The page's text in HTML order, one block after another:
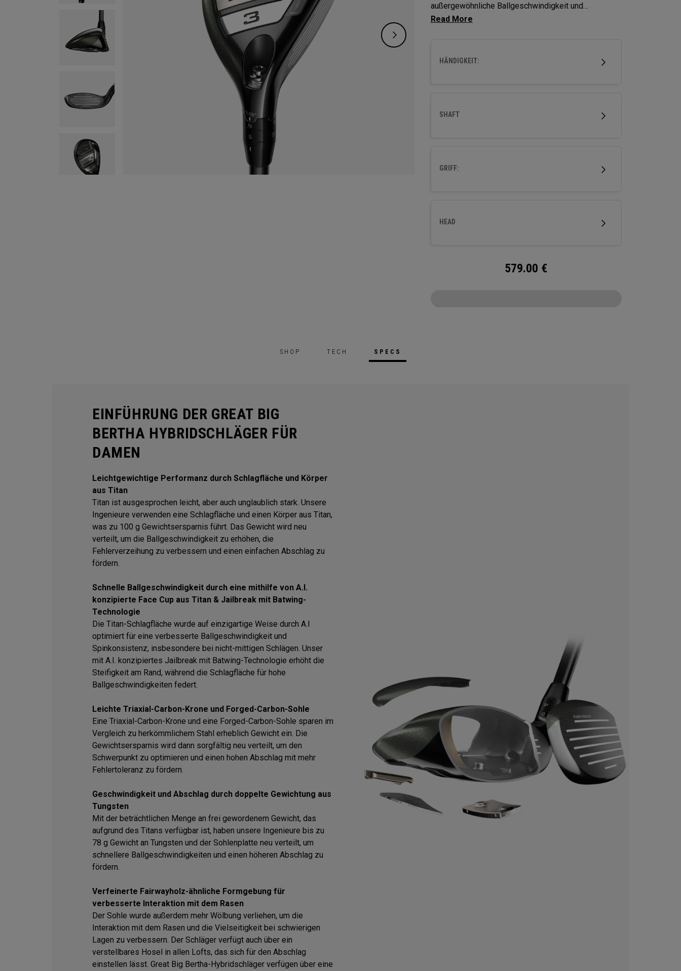
außergewöhnliche Ballgeschwindigkeit und
Fehlerverzeihung bei einer Vielzahl von Schlägen
HÄNDIGKEIT:
SHAFT
GRIFF:
HEAD
579.00 €
SHOP TECH SPECS
EINFÜHRUNG DER GREAT BIG
BERTHA HYBRIDSCHLÄGER FÜR
DAMEN
Leichtgewichtige Performanz durch Schlagfläche und Körper
aus Titan
Titan ist ausgesprochen leicht, aber auch unglaublich stark. Unsere
Ingenieure verwenden eine Schlagfläche und einen Körper aus Titan,
was zu 100 g Gewichtsersparnis führt. Das Gewicht wird neu
verteilt, um die Ballgeschwindigkeit zu erhöhen, die
Fehlerverzeihung zu verbessern und einen einfachen Abschlag zu
fördern.
Schnelle Ballgeschwindigkeit durch eine mithilfe von A.I.
konzipierte Face Cup aus Titan & Jailbreak mit Batwing-
Technologie
Die Titan-Schlagfläche wurde auf einzigartige Weise durch A.I
optimiert für eine verbesserte Ballgeschwindigkeit und
Spinkonsistenz, insbesondere bei nicht-mittigen Schlägen. Unser
mit A.I. konzipiertes Jailbreak mit Batwing-Technologie erhöht die
Steifigkeit am Rand, während die Schlagfläche für hohe
Ballgeschwindigkeiten federt.
Leichte Triaxial-Carbon-Krone und Forged-Carbon-Sohle
Eine Triaxial-Carbon-Krone und eine Forged-Carbon-Sohle sparen im
Vergleich zu herkömmlichem Stahl erheblich Gewicht ein. Die
Gewichtsersparnis wird dann sorgfältig neu verteilt, um den
Schwerpunkt zu optimieren und einen hohen Abschlag mit mehr
Fehlertoleranz zu fördern.
Geschwindigkeit und Abschlag durch doppelte Gewichtung aus
Tungsten
Mit der beträchtlichen Menge an frei gewordenem Gewicht, das
aufgrund des Titans verfügbar ist, haben unsere Ingenieure bis zu
78 g Gewicht an Tungsten und der Sohlenplatte neu verteilt, um
schnellere Ballgeschwindigkeiten und einen höheren Abschlag zu
fördern.
Verfeinerte Fairwayholz-ähnliche Formgebung für
verbesserte Interaktion mit dem Rasen
Der Sohle wurde außerdem mehr Wölbung verliehen, um die
Interaktion mit dem Rasen und die Vielseitigkeit bei schwierigen
Lagen zu verbessern. Der Schläger verfügt auch über ein
verstellbares Hosel in allen Lofts, das sich für den Abschlag
einstellen lässt. Great Big Bertha-Hybridschläger verfügen über eine